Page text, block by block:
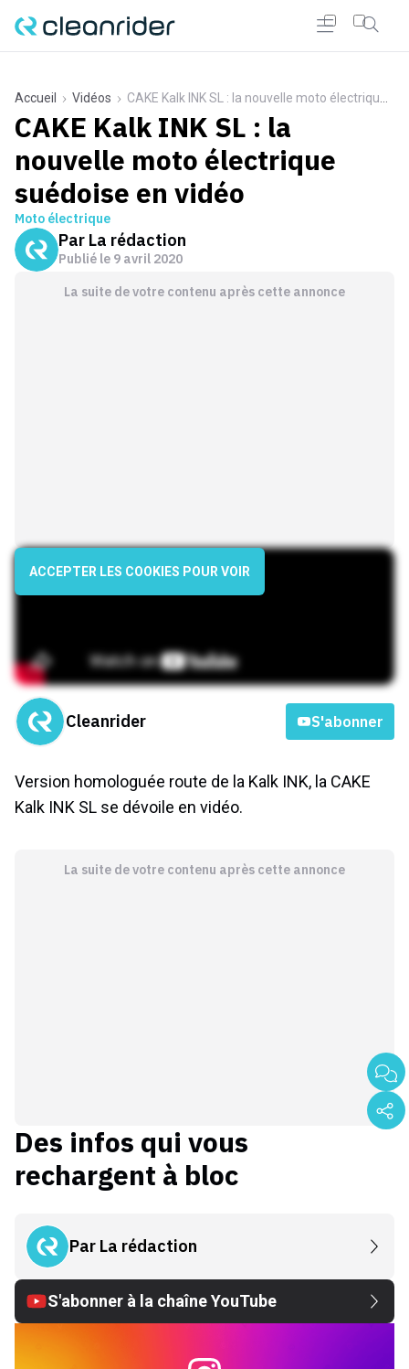
Accueil Vidéos CAKE Kalk INK SL : la nouvelle moto électrique suédoise en vidéo
CAKE Kalk INK SL : la
nouvelle moto électrique
suédoise en vidéo
Moto électrique
Par La rédaction
Publié le 9 avril 2020
La suite de votre contenu après cette annonce
ACCEPTER LES COOKIES POUR VOIR
Cleanrider S'abonner
Version homologuée route de la Kalk INK, la CAKE
Kalk INK SL se dévoile en vidéo.
La suite de votre contenu après cette annonce
Des infos qui vous
rechargent à bloc
Par La rédaction
S'abonner à la chaîne YouTube